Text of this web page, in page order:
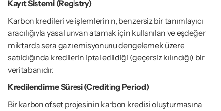
Kayıt Sistemi (Registry)
Karbon kredileri ve işlemlerinin, benzersiz bir tanımlayıcı
aracılığıyla yasal unvan atamak için kullanılan ve eşdeğer
miktarda sera gazı emisyonunu dengelemek üzere
satıldığında kredilerin iptal edildiği (geçersiz kılındığı) bir
veritabanıdır.
Kredilendirme Süresi (Crediting Period)
Bir karbon ofset projesinin karbon kredisi oluşturmasına